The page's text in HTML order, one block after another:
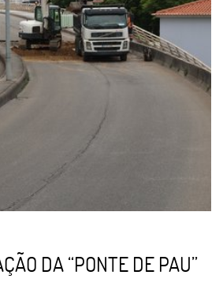
DA “PONTE DE PAU”